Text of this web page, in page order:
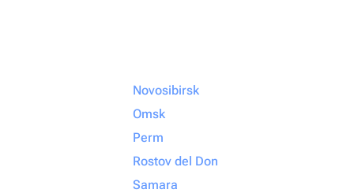
Novosibirsk
Omsk
Perm
Rostov del Don
Samara